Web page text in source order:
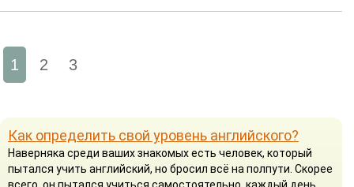
1 2 3
Как определить свой уровень английского?
Наверняка среди ваших знакомых есть человек, который
пытался учить английский, но бросил всё на полпути. Скорее
всего, он пытался учиться самостоятельно, каждый день